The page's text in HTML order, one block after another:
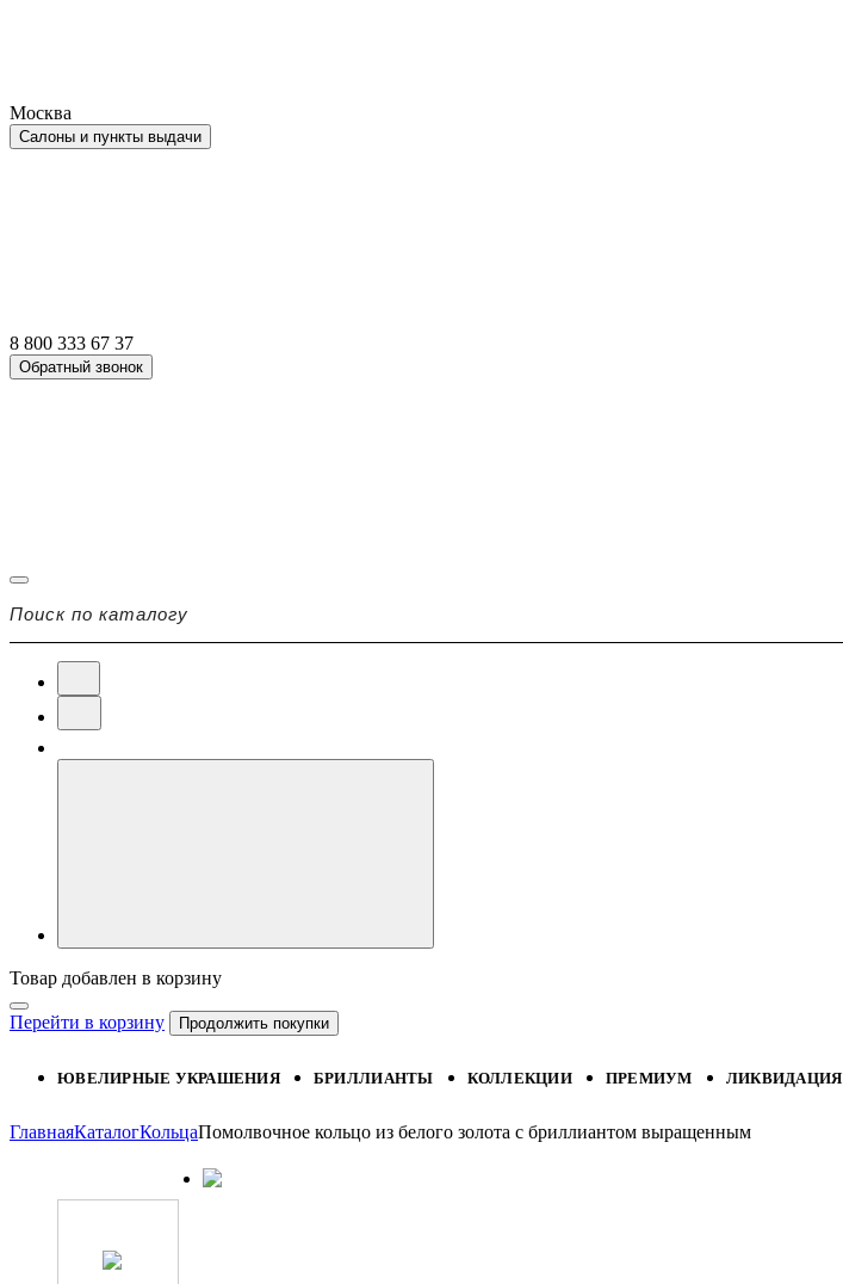
Москва
Салоны и пункты выдачи
8 800 333 67 37
Обратный звонок
Товар добавлен в корзину
Перейти в корзину Продолжить покупки
ЮВЕЛИРНЫЕ УКРАШЕНИЯ БРИЛЛИАНТЫ КОЛЛЕКЦИИ ПРЕМИУМ ЛИКВИДАЦИЯ
ГлавнаяКаталогКольцаПомолвочное кольцо из белого золота с бриллиантом выращенным